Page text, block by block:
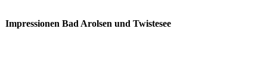
Impressionen Bad Arolsen und Twistesee